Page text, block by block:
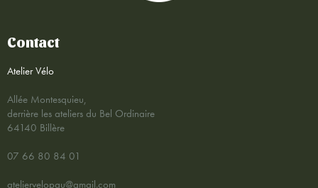
Contact
Atelier Vélo
Allée Montesquieu,
derrière les ateliers du Bel Ordinaire
64140 Billère
07 66 80 84 01
ateliervelopau@gmail.com